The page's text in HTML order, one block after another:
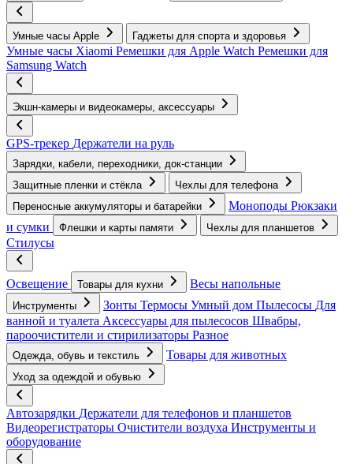
Умные часы Apple Гаджеты для спорта и здоровья
Умные часы Xiaomi Ремешки для Apple Watch Ремешки для
Samsung Watch
Экшн-камеры и видеокамеры, аксессуары
GPS-трекер Держатели на руль
Зарядки, кабели, переходники, док-станции
Защитные пленки и стёкла
Чехлы для телефона
Переносные аккумуляторы и батарейки
Моноподы Рюкзаки
и сумки
Флешки и карты памяти Чехлы для планшетов
Стилусы
Освещение Товары для кухни Весы напольные
Инструменты Зонты Термосы Умный дом Пылесосы Для
ванной и туалета Аксессуары для пылесосов Швабры,
пароочистители и стирилизаторы Разное
Одежда, обувь и текстиль Товары для животных
Уход за одеждой и обувью
Автозарядки Держатели для телефонов и планшетов
Видеорегистраторы Очистители воздуха Инструменты и
оборудование